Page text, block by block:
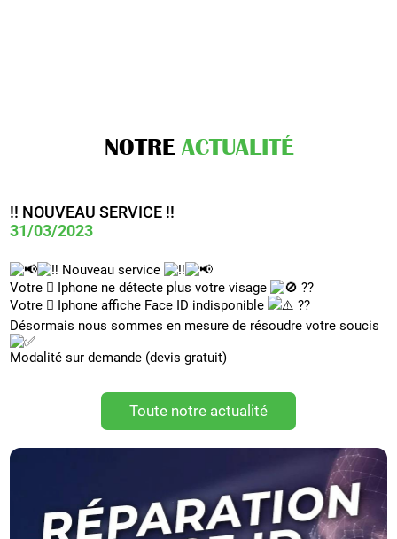
NOTRE ACTUALITÉ
!! NOUVEAU SERVICE !!
31/03/2023
Nouveau service
Votre  Iphone ne détecte plus votre visage
??
Votre  Iphone affiche Face ID indisponible
??
Désormais nous sommes en mesure de résoudre votre soucis
Modalité sur demande (devis gratuit)
Toute notre actualité
PAIEMENT EN 3 OU 4X POSSIBLE !!!!
28/11/2023
Toute notre actualité